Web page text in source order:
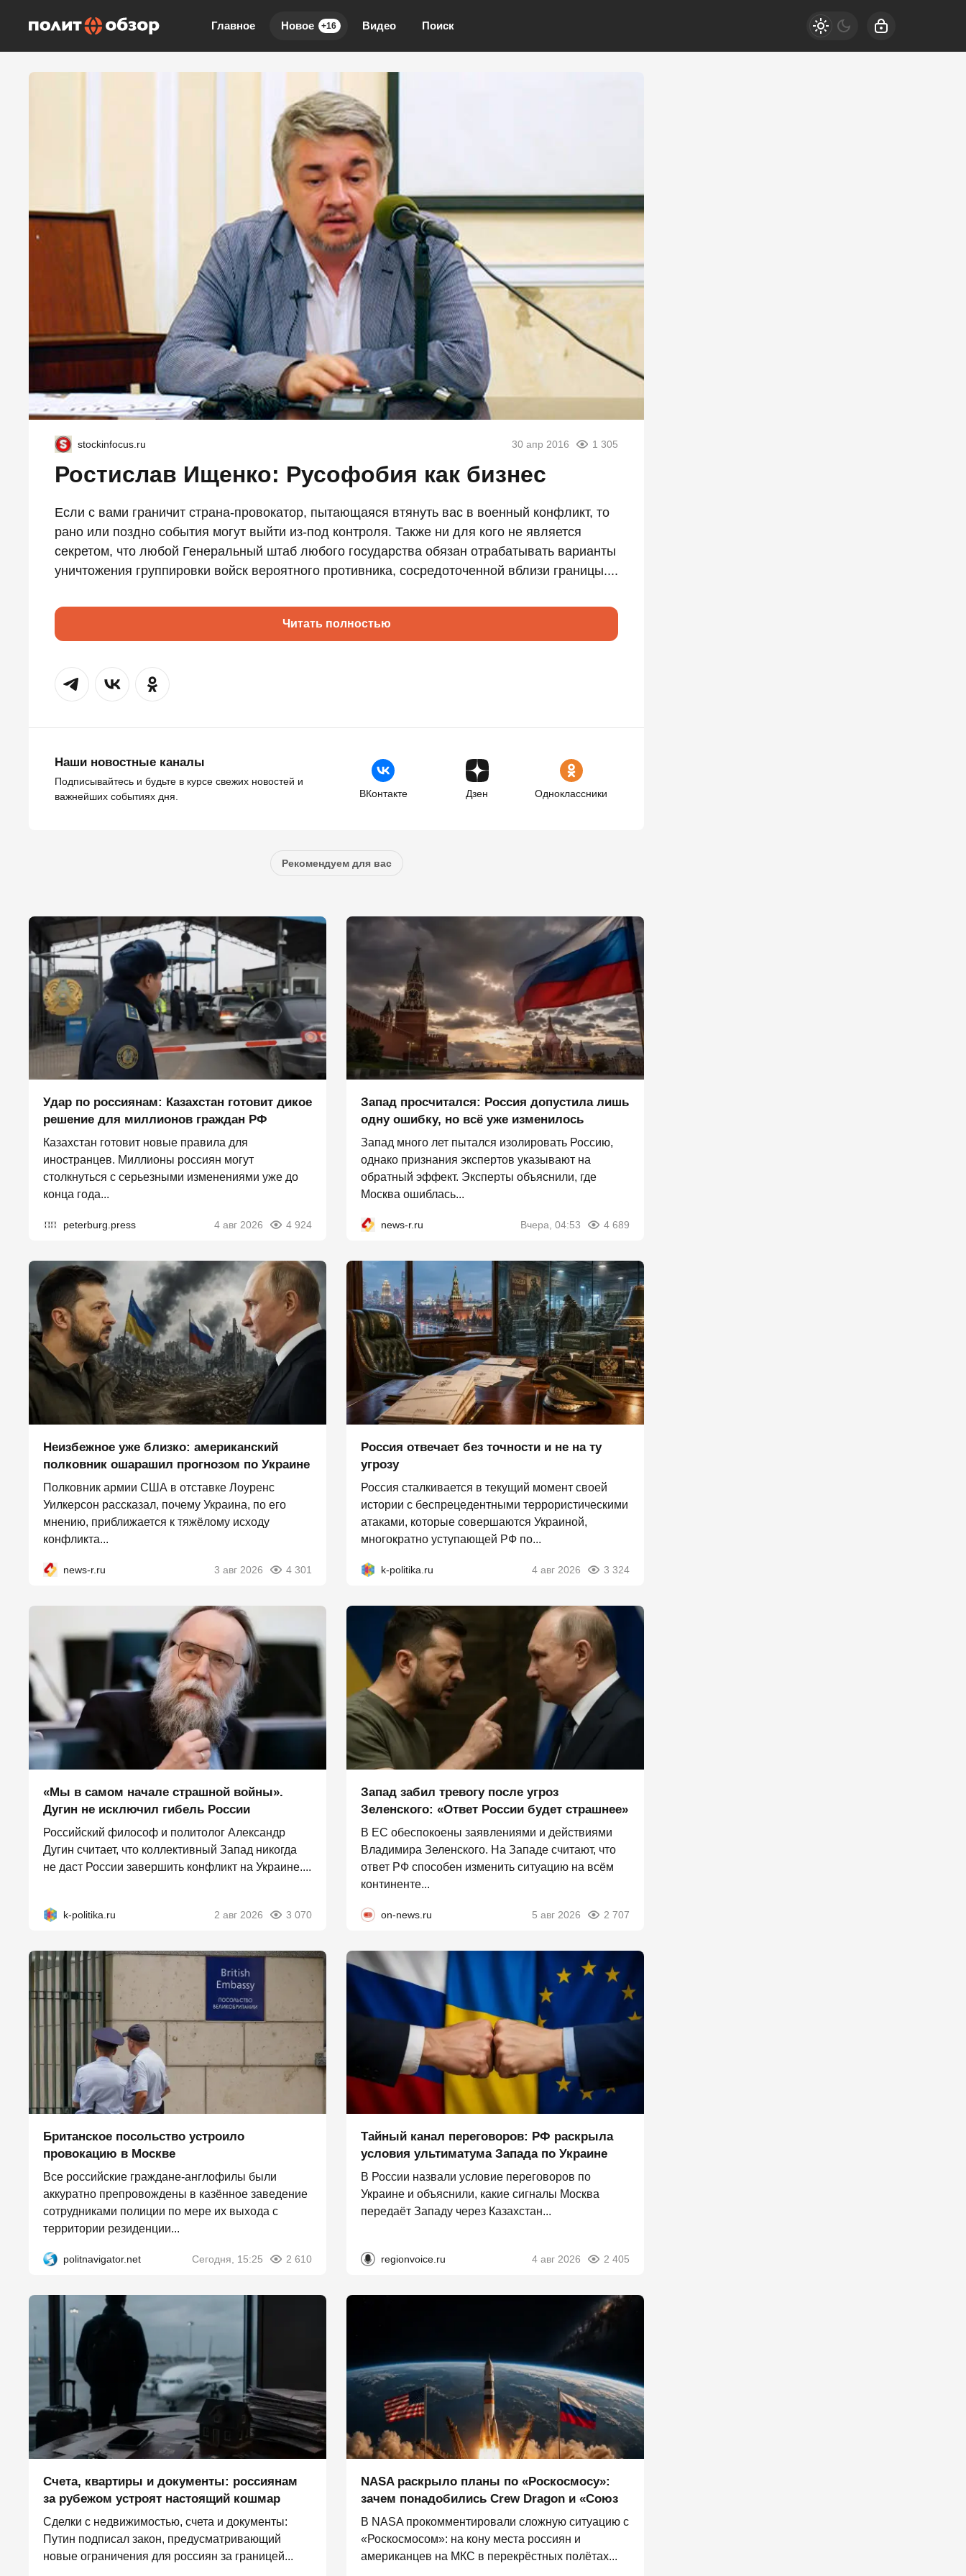
Главное Новое +16 Видео Поиск
stockinfocus.ru 30 апр 2016 1 305
Ростислав Ищенко: Русофобия как бизнес
Если с вами граничит страна-провокатор, пытающаяся втянуть вас в военный конфликт, то
рано или поздно события могут выйти из-под контроля. Также ни для кого не является
секретом, что любой Генеральный штаб любого государства обязан отрабатывать варианты
уничтожения группировки войск вероятного противника, сосредоточенной вблизи границы....
Читать полностью
Наши новостные каналы
Подписывайтесь и будьте в курсе свежих новостей и
важнейших событиях дня.
ВКонтакте Дзен Одноклассники
Рекомендуем для вас
Удар по россиянам: Казахстан готовит дикое
решение для миллионов граждан РФ
Казахстан готовит новые правила для
иностранцев. Миллионы россиян могут
столкнуться с серьезными изменениями уже до
конца года...
peterburg.press 4 авг 2026 4 924
Запад просчитался: Россия допустила лишь
одну ошибку, но всё уже изменилось
Запад много лет пытался изолировать Россию,
однако признания экспертов указывают на
обратный эффект. Эксперты объяснили, где
Москва ошиблась...
news-r.ru Вчера, 04:53 4 689
Неизбежное уже близко: американский
полковник ошарашил прогнозом по Украине
Полковник армии США в отставке Лоуренс
Уилкерсон рассказал, почему Украина, по его
мнению, приближается к тяжёлому исходу
конфликта...
news-r.ru 3 авг 2026 4 301
Россия отвечает без точности и не на ту
угрозу
Россия сталкивается в текущий момент своей
истории с беспрецедентными террористическими
атаками, которые совершаются Украиной,
многократно уступающей РФ по...
k-politika.ru 4 авг 2026 3 324
«Мы в самом начале страшной войны».
Дугин не исключил гибель России
Российский философ и политолог Александр
Дугин считает, что коллективный Запад никогда
не даст России завершить конфликт на Украине....
k-politika.ru 2 авг 2026 3 070
Запад забил тревогу после угроз
Зеленского: «Ответ России будет страшнее»
В ЕС обеспокоены заявлениями и действиями
Владимира Зеленского. На Западе считают, что
ответ РФ способен изменить ситуацию на всём
континенте...
on-news.ru 5 авг 2026 2 707
Британское посольство устроило
провокацию в Москве
Все российские граждане-англофилы были
аккуратно препровождены в казённое заведение
сотрудниками полиции по мере их выхода с
территории резиденции...
politnavigator.net Сегодня, 15:25 2 610
Тайный канал переговоров: РФ раскрыла
условия ультиматума Запада по Украине
В России назвали условие переговоров по
Украине и объяснили, какие сигналы Москва
передаёт Западу через Казахстан...
regionvoice.ru 4 авг 2026 2 405
Счета, квартиры и документы: россиянам
за рубежом устроят настоящий кошмар
Сделки с недвижимостью, счета и документы:
Путин подписал закон, предусматривающий
новые ограничения для россиян за границей...
NASA раскрыло планы по «Роскосмосу»:
зачем понадобились Crew Dragon и «Союз
В NASA прокомментировали сложную ситуацию с
«Роскосмосом»: на кону места россиян и
американцев на МКС в перекрёстных полётах...